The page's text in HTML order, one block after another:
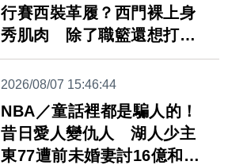
行賽西裝革履？西門裸上身
秀肌肉 除了職籃還想打奧
運
2026/08/07 15:46:44
NBA／童話裡都是騙人的！
昔日愛人變仇人 湖人少主
東77遭前未婚妻討16億和解